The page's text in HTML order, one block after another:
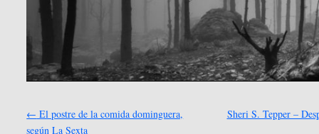
← El postre de la comida dominguera,
según La Sexta
Sheri S. Tepper –